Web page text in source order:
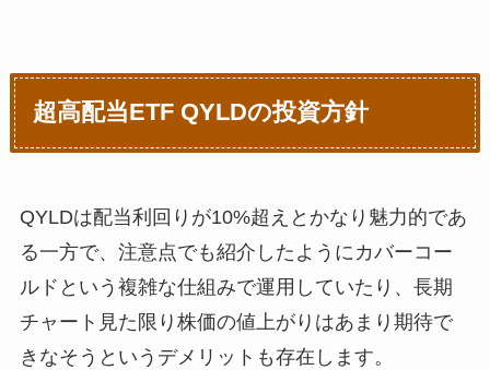
超高配当ETF QYLDの投資方針
QYLDは配当利回りが10%超えとかなり魅力的であ
る一方で、注意点でも紹介したようにカバーコー
ルドという複雑な仕組みで運用していたり、長期
チャート見た限り株価の値上がりはあまり期待で
きなそうというデメリットも存在します。